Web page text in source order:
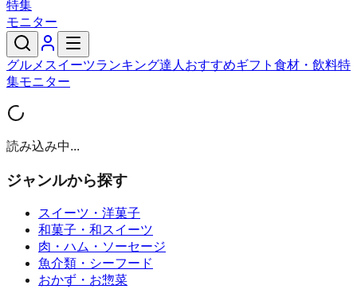
特集
モニター
グルメ スイーツランキング達人おすすめギフト 食材・飲料特
集モニター
読み込み中...
ジャンルから探す
スイーツ・洋菓子
和菓子・和スイーツ
肉・ハム・ソーセージ
魚介類・シーフード
おかず・お惣菜